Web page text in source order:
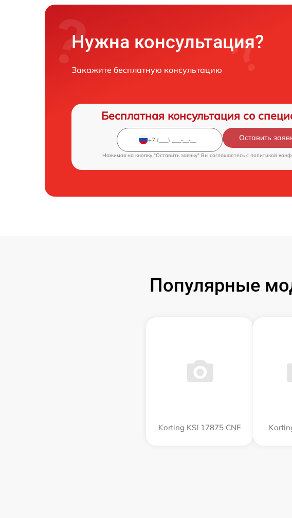
Нужна консультация?
Закажите бесплатную консультацию
Бесплатная консультация со
Оставить
Нажимая на кнопку "Оставить заявку" Вы соглашаетесь c политикой
Популярные
Korting KSI 17875 CNF